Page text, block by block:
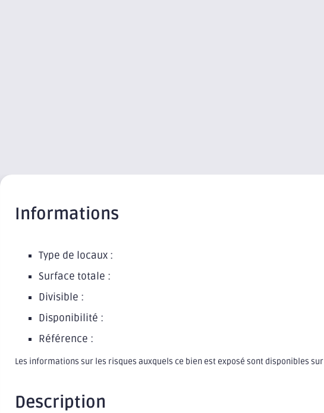
Informations
Type de locaux :
Surface totale :
Divisible :
Disponibilité :
Référence :
Les informations sur les risques auxquels ce bien est exposé sont disponibles sur
Description